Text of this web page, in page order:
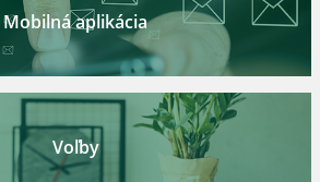
Mobilná aplikácia
Voľby